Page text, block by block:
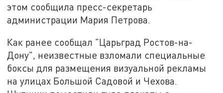
этом сообщила пресс-секретарь
администрации Мария Петрова.
Как ранее сообщал "Царьград Ростов-на-
Дону", неизвестные взломали специальные
боксы для размещения визуальной рекламы
на улицах Большой Садовой и Чехова.